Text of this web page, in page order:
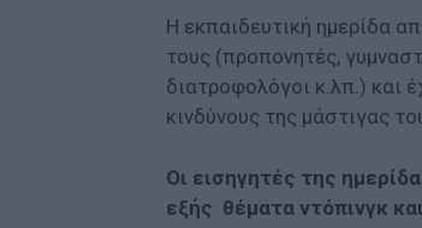
Η εκπαιδευτική ημερίδα
τους (προπονητές,
διατροφολόγοι κ.λπ.) και
κινδύνους της μάστιγας
Οι εισηγητές της
εξής θέματα ντόπινγκ